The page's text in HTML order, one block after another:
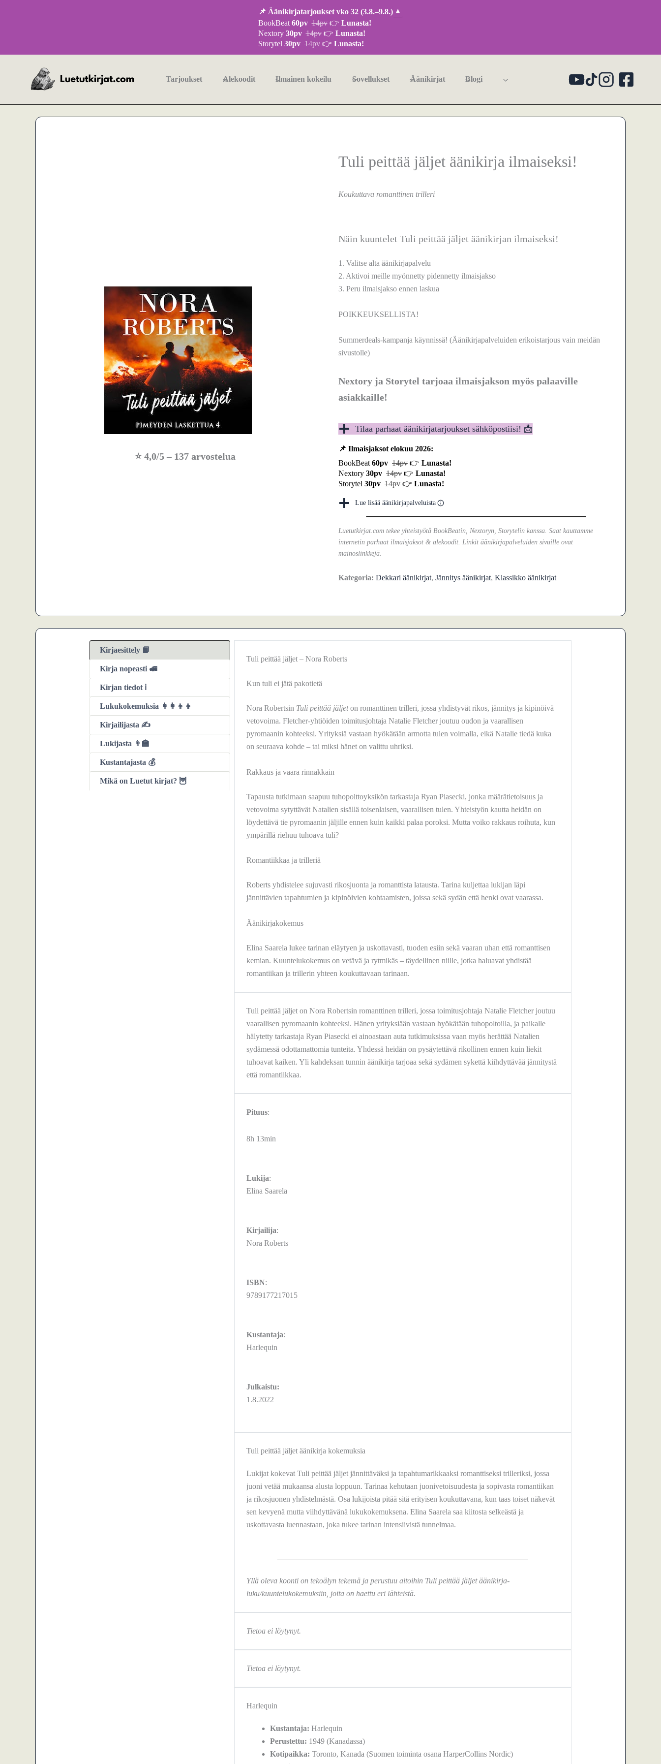
📌 Äänikirjatarjoukset vko 32 (3.8.–9.8.) ▾
BookBeat 60pv 14pv 👉 Lunasta!
Nextory 30pv 14pv 👉 Lunasta!
Storytel 30pv 14pv 👉 Lunasta!
Tarjoukset Alekoodit Ilmainen kokeilu Sovellukset Äänikirjat Blogi
⭐ 4,0/5 – 137 arvostelua
Tuli peittää jäljet äänikirja ilmaiseksi!
Koukuttava romanttinen trilleri
Näin kuuntelet Tuli peittää jäljet äänikirjan ilmaiseksi!
1. Valitse alta äänikirjapalvelu
2. Aktivoi meille myönnetty pidennetty ilmaisjakso
3. Peru ilmaisjakso ennen laskua
POIKKEUKSELLISTA!
Summerdeals-kampanja käynnissä! (Äänikirjapalveluiden erikoistarjous vain meidän
sivustolle)
Nextory ja Storytel tarjoaa ilmaisjakson myös palaaville
asiakkaille!
Tilaa parhaat äänikirjatarjoukset sähköpostiisi! 📩
📌 Ilmaisjaksot elokuu 2026:
BookBeat 60pv 14pv 👉 Lunasta!
Nextory 30pv 14pv 👉 Lunasta!
Storytel 30pv 14pv 👉 Lunasta!
Lue lisää äänikirjapalveluista
Luetutkirjat.com tekee yhteistyötä BookBeatin, Nextoryn, Storytelin kanssa. Saat kauttamme
internetin parhaat ilmaisjaksot & alekoodit. Linkit äänikirjapalveluiden sivuille ovat
mainoslinkkejä.
Kategoria: Dekkari äänikirjat, Jännitys äänikirjat, Klassikko äänikirjat
Kirjaesittely 📙
Kirja nopeasti 🚅
Kirjan tiedot ℹ️
Lukukokemuksia 👩‍👩‍👦‍👦
Kirjailijasta ✍️
Lukijasta 👨‍🏫
Kustantajasta 💰
Mikä on Luetut kirjat? 🦉
Tuli peittää jäljet – Nora Roberts
Kun tuli ei jätä pakotietä
Nora Robertsin Tuli peittää jäljeton romanttinen trilleri, jossa yhdistyvät rikos, jännitys ja kipinöivä
vetovoima. Fletcher-yhtiöiden toimitusjohtaja Natalie Fletcher joutuu oudon ja vaarallisen
pyromaanin kohteeksi. Yrityksiä vastaan hyökätään armotta tulen voimalla, eikä Natalie tiedä kuka
on seuraava kohde – tai miksi hänet on valittu uhriksi.
Rakkaus ja vaara rinnakkain
Tapausta tutkimaan saapuu tuhopolttoyksikön tarkastaja Ryan Piasecki, jonka määrätietoisuus ja
vetovoima sytyttävät Natalien sisällä toisenlaisen, vaarallisen tulen. Yhteistyön kautta heidän on
löydettävä tie pyromaanin jäljille ennen kuin kaikki palaa poroksi. Mutta voiko rakkaus roihuta, kun
ympärillä riehuu tuhoava tuli?
Romantiikkaa ja trilleriä
Roberts yhdistelee sujuvasti rikosjuonta ja romanttista latausta. Tarina kuljettaa lukijan läpi
jännittävien tapahtumien ja kipinöivien kohtaamisten, joissa sekä sydän että henki ovat vaarassa.
Äänikirjakokemus
Elina Saarela lukee tarinan eläytyen ja uskottavasti, tuoden esiin sekä vaaran uhan että romanttisen
kemian. Kuuntelukokemus on vetävä ja rytmikäs – täydellinen niille, jotka haluavat yhdistää
romantiikan ja trillerin yhteen koukuttavaan tarinaan.
Tuli peittää jäljet on Nora Robertsin romanttinen trilleri, jossa toimitusjohtaja Natalie Fletcher joutuu
vaarallisen pyromaanin kohteeksi. Hänen yrityksiään vastaan hyökätään tuhopoltoilla, ja paikalle
hälytetty tarkastaja Ryan Piasecki ei ainoastaan auta tutkimuksissa vaan myös herättää Natalien
sydämessä odottamattomia tunteita. Yhdessä heidän on pysäytettävä rikollinen ennen kuin liekit
tuhoavat kaiken. Yli kahdeksan tunnin äänikirja tarjoaa sekä sydämen sykettä kiihdyttävää jännitystä
että romantiikkaa.
Pituus:
8h 13min
Lukija:
Elina Saarela
Kirjailija:
Nora Roberts
ISBN:
9789177217015
Kustantaja:
Harlequin
Julkaistu:
1.8.2022
Tuli peittää jäljet äänikirja kokemuksia
Lukijat kokevat Tuli peittää jäljet jännittäväksi ja tapahtumarikkaaksi romanttiseksi trilleriksi, jossa
juoni vetää mukaansa alusta loppuun. Tarinaa kehutaan juonivetoisuudesta ja sopivasta romantiikan
ja rikosjuonen yhdistelmästä. Osa lukijoista pitää sitä erityisen koukuttavana, kun taas toiset näkevät
sen kevyenä mutta viihdyttävänä lukukokemuksena. Elina Saarela saa kiitosta selkeästä ja
uskottavasta luennastaan, joka tukee tarinan intensiivistä tunnelmaa.
Yllä oleva koonti on tekoälyn tekemä ja perustuu aitoihin Tuli peittää jäljet äänikirja-
luku/kuuntelukokemuksiin, joita on haettu eri lähteistä.
Tietoa ei löytynyt.
Tietoa ei löytynyt.
Harlequin
Kustantaja: Harlequin
Perustettu: 1949 (Kanadassa)
Kotipaikka: Toronto, Kanada (Suomen toiminta osana HarperCollins Nordic)